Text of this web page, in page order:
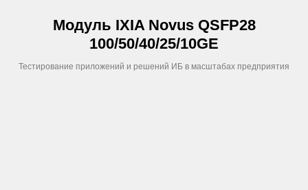
Модуль IXIA Novus QSFP28
100/50/40/25/10GE
Тестирование приложений и решений ИБ в масштабах предприятия